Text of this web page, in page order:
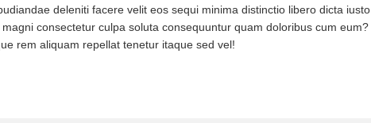
deleniti facere velit eos sequi minima distinctio libero dicta
consectetur culpa soluta consequuntur quam doloribus cum
rem aliquam repellat tenetur itaque sed vel!